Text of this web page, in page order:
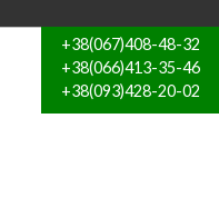
+38(067)408-48-32
+38(066)413-35-46
+38(093)428-20-02